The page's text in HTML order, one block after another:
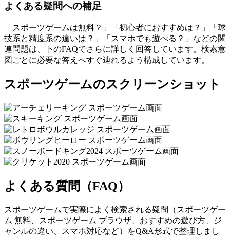
よくある疑問への補足
「スポーツゲームは無料？」「初心者におすすめは？」「球
技系と精度系の違いは？」「スマホでも遊べる？」などの関
連問題は、下のFAQでさらに詳しく回答しています。検索意
図ごとに必要な答えへすぐ辿れるよう構成しています。
スポーツゲームのスクリーンショット
よくある質問（FAQ）
スポーツゲームで実際によく検索される疑問（スポーツゲー
ム 無料、スポーツゲーム ブラウザ、おすすめの遊び方、ジ
ャンルの違い、スマホ対応など）をQ&A形式で整理しまし